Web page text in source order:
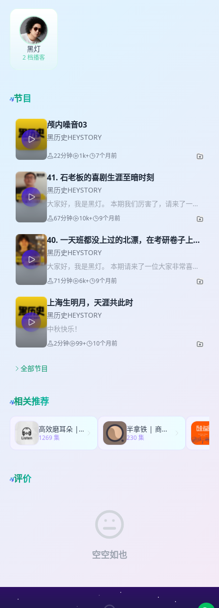
黑灯
2 档播客
节目
颅内噪音03
黑历史HEYSTORY
22分钟 1k+ 7个月前
41. 石老板的喜剧生涯至暗时刻
黑历史HEYSTORY
大家好，我是黑灯。 本期我们厉害了，请来了一位
大家非常喜欢的单立人喜剧创始人、知名抱鱼娃娃
石~介~甫~ 因为要赶在12点前发布，审核还要审一
史》听友群的朋友可以扫描下方二维码，或者直接
搜索Pizzaandlaugh，备注听众，小助手就会拉你
进群。 时间线： 请假了 ----- 黑 历 史 HEYSTORY
※ 第 41 期 主播 / 黑灯 @黑灯爆火 嘉宾 / 石老板
（他有微博你们自己去搜吧，今天不想再碰微博
67分钟 10k+ 9个月前
40. 一天班都没上过的北漂，在考研卷子上写
过段子
黑历史HEYSTORY
大家好，我是黑灯。 本期请来了一位大家非常喜欢
的知名淡人、脑洞00后、薪晋哭包、青年脱口秀演
员，陈述。 因为很久没有更新，我采访技巧略有生
才想起来忘了问了，没有关系，反正陈述现在已经
成为了沪漂，后面还可以找他补录，如果我能更新
的话。 陈述即将开启《喜单2》节目后的演出，喜欢
陈述的朋友可以去关注他的小红书，虽然他也不一
定会发。那么大家也可以关注一下另外一位最近刚
小灯泡 黑灯 黑历史，普通人的个人史。
71分钟 6k+ 9个月前
上海生明月，天涯共此时
黑历史HEYSTORY
中秋快乐！
2分钟 99+ 10个月前
全部节目
相关推荐
高效磨耳朵 | 最好的英语听力资源
1269 集
半拿铁 | 商业沉浮录
230 集
评价
空空如也